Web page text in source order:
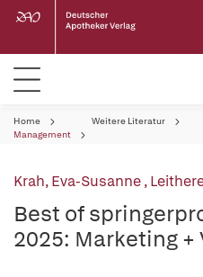
Home Weitere Literatur
Management
Krah, Eva-Susanne,
Best of
2025: Marketing +